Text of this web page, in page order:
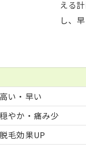
部位別に見る
メンズ脱毛
産毛・太い
部位別に見
脱毛後の長期ケ
脱毛後の肌
える
し、
高い・早い
穏やか・痛み少
脱毛効果UP